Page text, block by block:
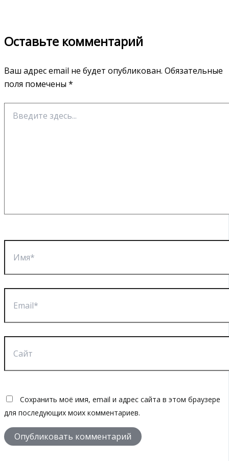
Оставьте комментарий
Ваш адрес email не будет опубликован. Обязательные
поля помечены *
здесь...
Сохранить моё имя, email и адрес сайта в этом браузере
для последующих моих комментариев.